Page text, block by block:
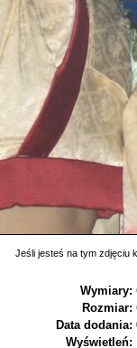
Jeśli jesteś na tym zdjęciu
Wymiary:
Rozmiar:
Data dodania:
Wyświetleń: